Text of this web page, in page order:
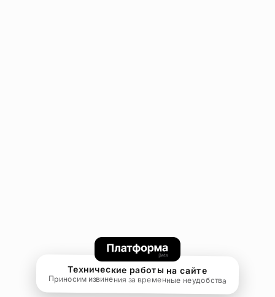
Технические работы на сайте
Приносим извинения за временные неудобства